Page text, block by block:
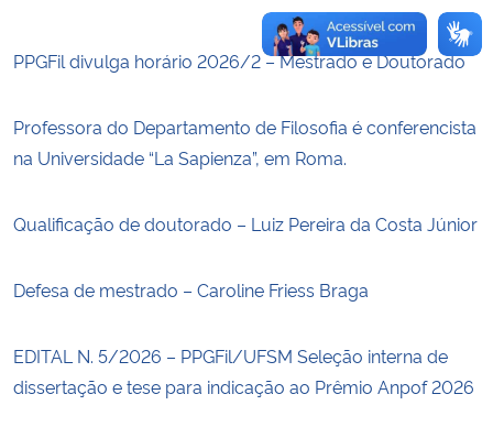
PPGFil divulga horário 2026/2 – Mestrado e Doutorado
Professora do Departamento de Filosofia é conferencista
na Universidade “La Sapienza”, em Roma.
Qualificação de doutorado – Luiz Pereira da Costa Júnior
Defesa de mestrado – Caroline Friess Braga
EDITAL N. 5/2026 – PPGFil/UFSM Seleção interna de
dissertação e tese para indicação ao Prêmio Anpof 2026